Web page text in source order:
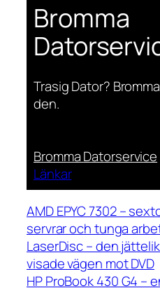
Bromma
Trasig Dator?
den.
Bromma Datorservice
Länkar
AMD EPYC 7302 –
servrar och tunga
LaserDisc – den
visade vägen mot DVD
HP ProBook 430 G4 –